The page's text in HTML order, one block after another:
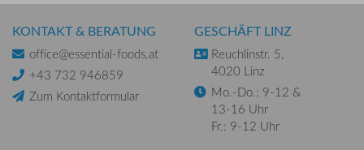
KONTAKT & BERATUNG
office@essential-foods.at
+43 732 946859
Zum Kontaktformular
GESCHÄFT LINZ
Reuchlinstr. 5,
4020 Linz
Mo.-Do.: 9-12 &
13-16 Uhr
Fr.: 9-12 Uhr